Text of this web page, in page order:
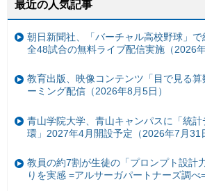
最近の人気記事
朝日新聞社、「バーチャル高校野球」で
全48試合の無料ライブ配信実施（2026年
教育出版、映像コンテンツ「目で見る算
ーミング配信（2026年8月5日）
青山学院大学、青山キャンパスに「統
環」2027年4月開設予定（2026年7月31
教員の約7割が生徒の「プロンプト設計
りを実感 =アルサーガパートナーズ調べ